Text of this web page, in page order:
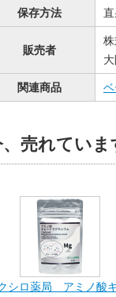
保存方法
販売者
関連商品
シロ薬局 アミノ酸